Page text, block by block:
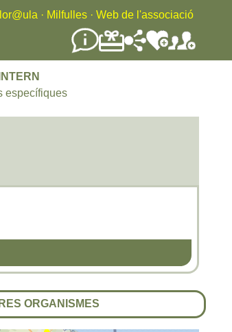
· Milfulles · Web de l'associació
INTERN
específiques
ORGANISMES